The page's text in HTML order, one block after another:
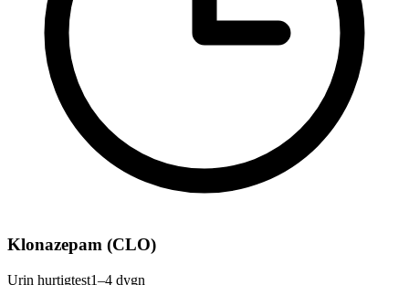
Klonazepam (CLO)
Urin hurtigtest1–4 dygn